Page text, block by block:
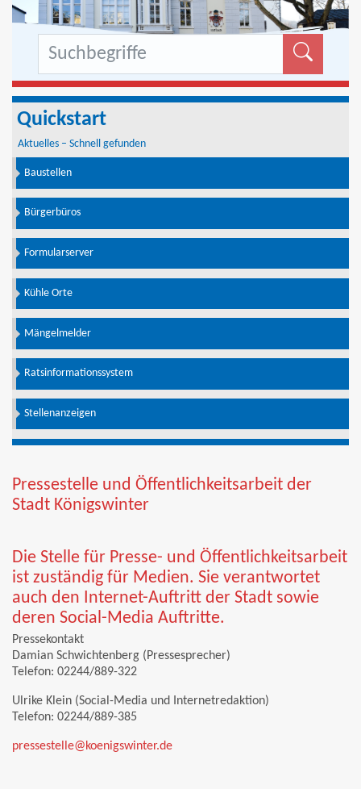
Quickstart
Aktuelles – Schnell gefunden
Baustellen
Bürgerbüros
Formularserver
Kühle Orte
Mängelmelder
Ratsinformationssystem
Stellenanzeigen
Pressestelle und Öffentlichkeitsarbeit der
Stadt Königswinter
Die Stelle für Presse- und Öffentlichkeitsarbeit
ist zuständig für Medien. Sie verantwortet
auch den Internet-Auftritt der Stadt sowie
deren Social-Media Auftritte.
Pressekontakt
Damian Schwichtenberg (Pressesprecher)
Telefon: 02244/889-322
Ulrike Klein (Social-Media und Internetredaktion)
Telefon: 02244/889-385
pressestelle@koenigswinter.de